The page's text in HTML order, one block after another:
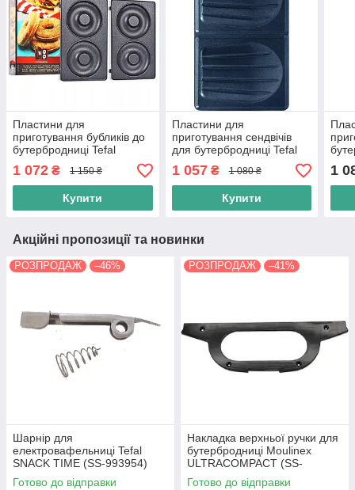
Пластини для
приготування бубликів до
бутербродниці Tefal
SW342D38 (XA801612)
1 072 ₴ 1 150 ₴
Купити
Пластини для
приготування сендвічів
для бутербродниці Tefal
1 057₴ 1 080 ₴
Купити
1
Акційні пропозиції та новинки
РОЗПРОДАЖ –46%
Шарнір для
електровафельниці Tefal
SNACK TIME (SS-993954)
Готово до відправки
РОЗПРОДАЖ –41%
Накладка верхньої ручки для
бутербродниці Moulinex
ULTRACOMPACT (SS-
993920)
Готово до відправки